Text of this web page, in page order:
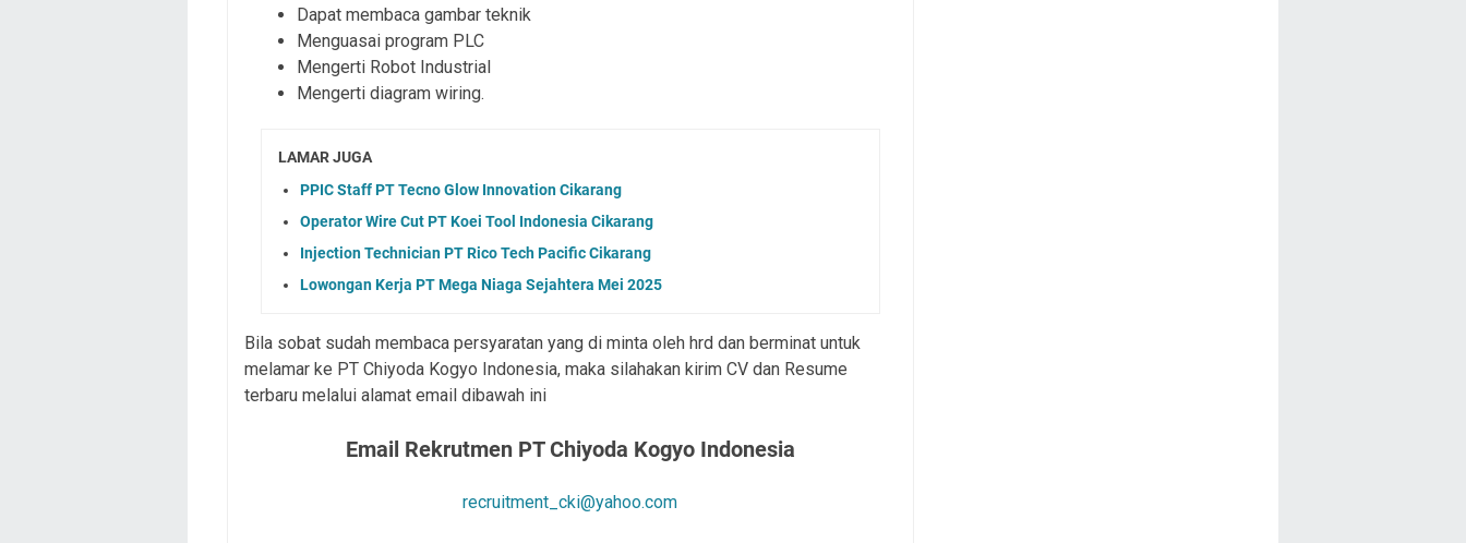
Dapat membaca gambar teknik
Menguasai program PLC
Mengerti Robot Industrial
Mengerti diagram wiring.
LAMAR JUGA
PPIC Staff PT Tecno Glow Innovation Cikarang
Operator Wire Cut PT Koei Tool Indonesia Cikarang
Injection Technician PT Rico Tech Pacific Cikarang
Lowongan Kerja PT Mega Niaga Sejahtera Mei 2025
Bila sobat sudah membaca persyaratan yang di minta oleh hrd dan berminat untuk
melamar ke PT Chiyoda Kogyo Indonesia, maka silahakan kirim CV dan Resume
terbaru melalui alamat email dibawah ini
Email Rekrutmen PT Chiyoda Kogyo Indonesia
recruitment_cki@yahoo.com